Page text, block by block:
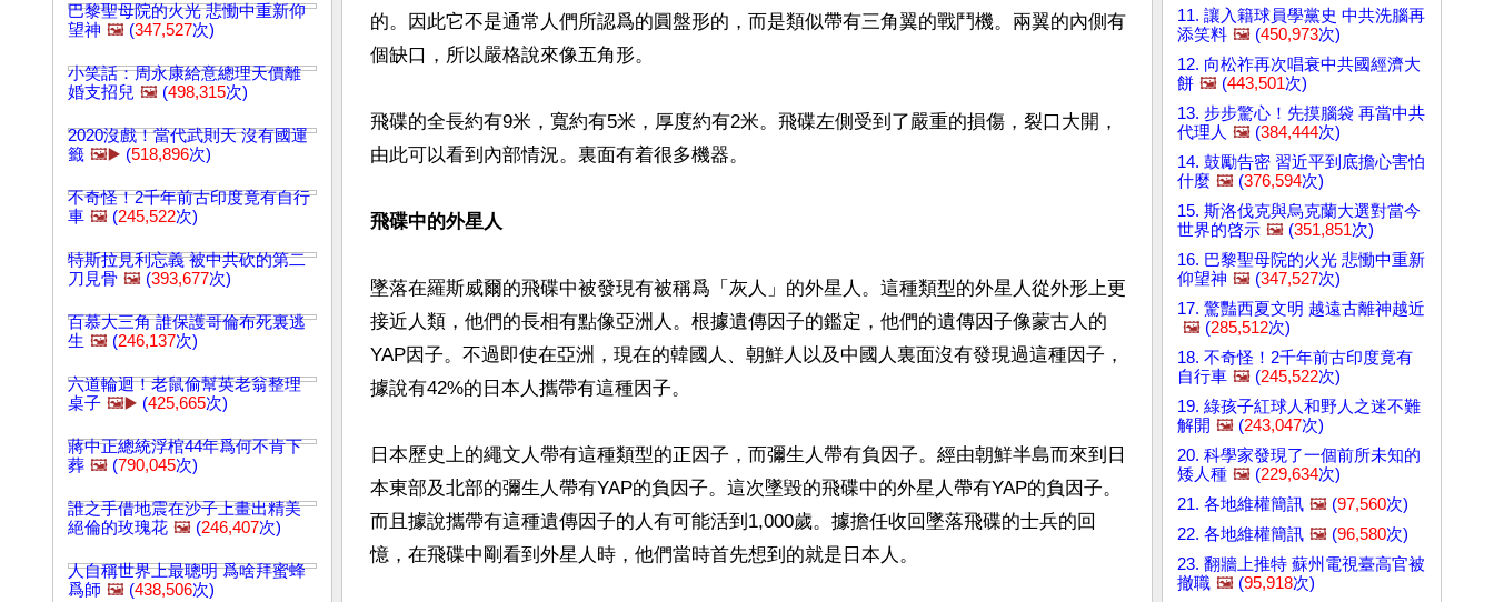
巴黎聖母院的火光 悲慟中重新仰
望神 🖼️ (347,527次)
小笑話：周永康給意總理天價離
婚支招兒 🖼️ (498,315次)
2020沒戲！當代武則天 沒有國運
籤 🖼️▶️ (518,896次)
不奇怪！2千年前古印度竟有自行
車 🖼️ (245,522次)
特斯拉見利忘義 被中共砍的第二
刀見骨 🖼️ (393,677次)
百慕大三角 誰保護哥倫布死裏逃
生 🖼️ (246,137次)
六道輪迴！老鼠偷幫英老翁整理
桌子 🖼️▶️ (425,665次)
蔣中正總統浮棺44年爲何不肯下
葬 🖼️ (790,045次)
誰之手借地震在沙子上畫出精美
絕倫的玫瑰花 🖼️ (246,407次)
人自稱世界上最聰明 爲啥拜蜜蜂
爲師 🖼️ (438,506次)
的。因此它不是通常人們所認爲的圓盤形的，而是類似帶有三角翼的戰鬥機。兩翼的內側有
個缺口，所以嚴格說來像五角形。
飛碟的全長約有9米，寬約有5米，厚度約有2米。飛碟左側受到了嚴重的損傷，裂口大開，
由此可以看到內部情況。裏面有着很多機器。
飛碟中的外星人
墜落在羅斯威爾的飛碟中被發現有被稱爲「灰人」的外星人。這種類型的外星人從外形上更
接近人類，他們的長相有點像亞洲人。根據遺傳因子的鑑定，他們的遺傳因子像蒙古人的
YAP因子。不過即使在亞洲，現在的韓國人、朝鮮人以及中國人裏面沒有發現過這種因子，
據說有42%的日本人攜帶有這種因子。
日本歷史上的繩文人帶有這種類型的正因子，而彌生人帶有負因子。經由朝鮮半島而來到日
本東部及北部的彌生人帶有YAP的負因子。這次墜毀的飛碟中的外星人帶有YAP的負因子。
而且據說攜帶有這種遺傳因子的人有可能活到1,000歲。據擔任收回墜落飛碟的士兵的回
憶，在飛碟中剛看到外星人時，他們當時首先想到的就是日本人。
11. 讓入籍球員學黨史 中共洗腦再
添笑料 🖼️ (450,973次)
12. 向松祚再次唱衰中共國經濟大
餅 🖼️ (443,501次)
13. 步步驚心！先摸腦袋 再當中共
代理人 🖼️ (384,444次)
14. 鼓勵告密 習近平到底擔心害怕
什麼 🖼️ (376,594次)
15. 斯洛伐克與烏克蘭大選對當今
世界的啓示 🖼️ (351,851次)
16. 巴黎聖母院的火光 悲慟中重新
仰望神 🖼️ (347,527次)
17. 驚豔西夏文明 越遠古離神越近
🖼️ (285,512次)
18. 不奇怪！2千年前古印度竟有
自行車 🖼️ (245,522次)
19. 綠孩子紅球人和野人之迷不難
解開 🖼️ (243,047次)
20. 科學家發現了一個前所未知的
矮人種 🖼️ (229,634次)
21. 各地維權簡訊 🖼️ (97,560次)
22. 各地維權簡訊 🖼️ (96,580次)
23. 翻牆上推特 蘇州電視臺高官被
撤職 🖼️ (95,918次)